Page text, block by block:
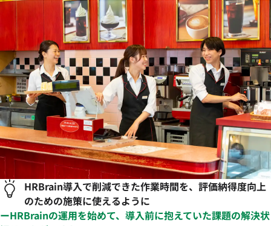
HRBrain導入で削減できた作業時間を、評価納得度向上
のための施策に使えるように
ーHRBrainの運用を始めて、導入前に抱えていた課題の解決状